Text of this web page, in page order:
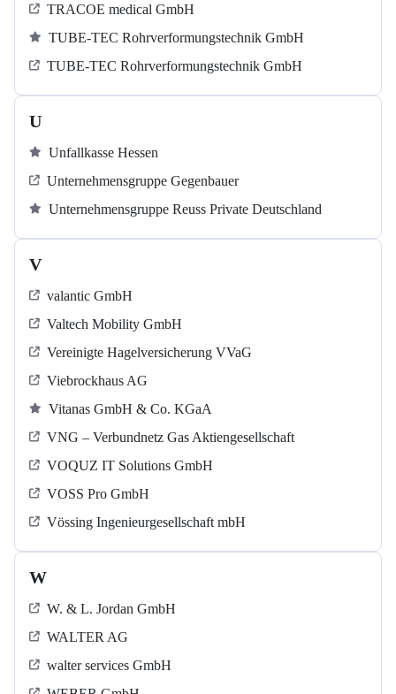
TRACOE medical GmbH
TUBE-TEC Rohrverformungstechnik GmbH
TUBE-TEC Rohrverformungstechnik GmbH
U
Unfallkasse Hessen
Unternehmensgruppe Gegenbauer
Unternehmensgruppe Reuss Private Deutschland
V
valantic GmbH
Valtech Mobility GmbH
Vereinigte Hagelversicherung VVaG
Viebrockhaus AG
Vitanas GmbH & Co. KGaA
VNG – Verbundnetz Gas Aktiengesellschaft
VOQUZ IT Solutions GmbH
VOSS Pro GmbH
Vössing Ingenieurgesellschaft mbH
W
W. & L. Jordan GmbH
WALTER AG
walter services GmbH